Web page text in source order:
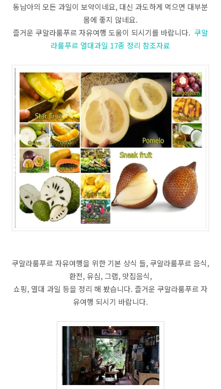
동남아의 모든 과일이 보약이네요, 대신 과도하게 먹으면 대부분
몸에 좋지 않네요.
즐거운 쿠알라룸푸르 자유여행 도움이 되시기를 바랍니다. 쿠알
라룸푸르 열대과일 17종 정리 참조자료
쿠알라룸푸르 자유여행을 위한 기본 상식 들, 쿠알라룸푸르 음식,
환전, 유심, 그랩, 맛집음식,
쇼핑, 열대 과일 등을 정리 해 봤습니다. 즐거운 쿠알라룸푸르 자
유여행 되시기 바랍니다.